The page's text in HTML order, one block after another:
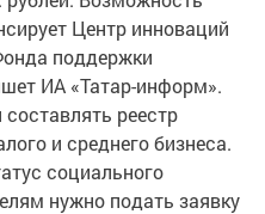
Центр инноваций
поддержки
ИА «Татар-информ».
реестр
и среднего бизнеса.
социального
нужно подать заявку